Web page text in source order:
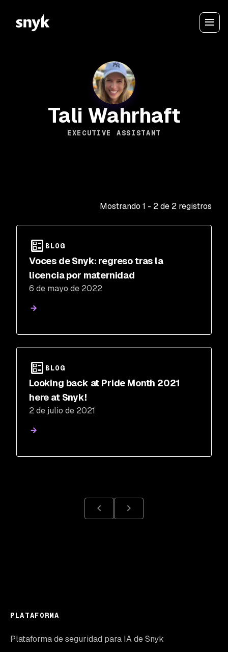
Tali Wahrhaft
EXECUTIVE ASSISTANT
Mostrando 1 - 2de 2 registros
BLOG
Voces de Snyk: regreso tras la
licencia por maternidad
6 de mayo de 2022
BLOG
Looking back at Pride Month 2021
here at Snyk!
2 de julio de 2021
PLATAFORMA
Plataforma de seguridad para IA de Snyk